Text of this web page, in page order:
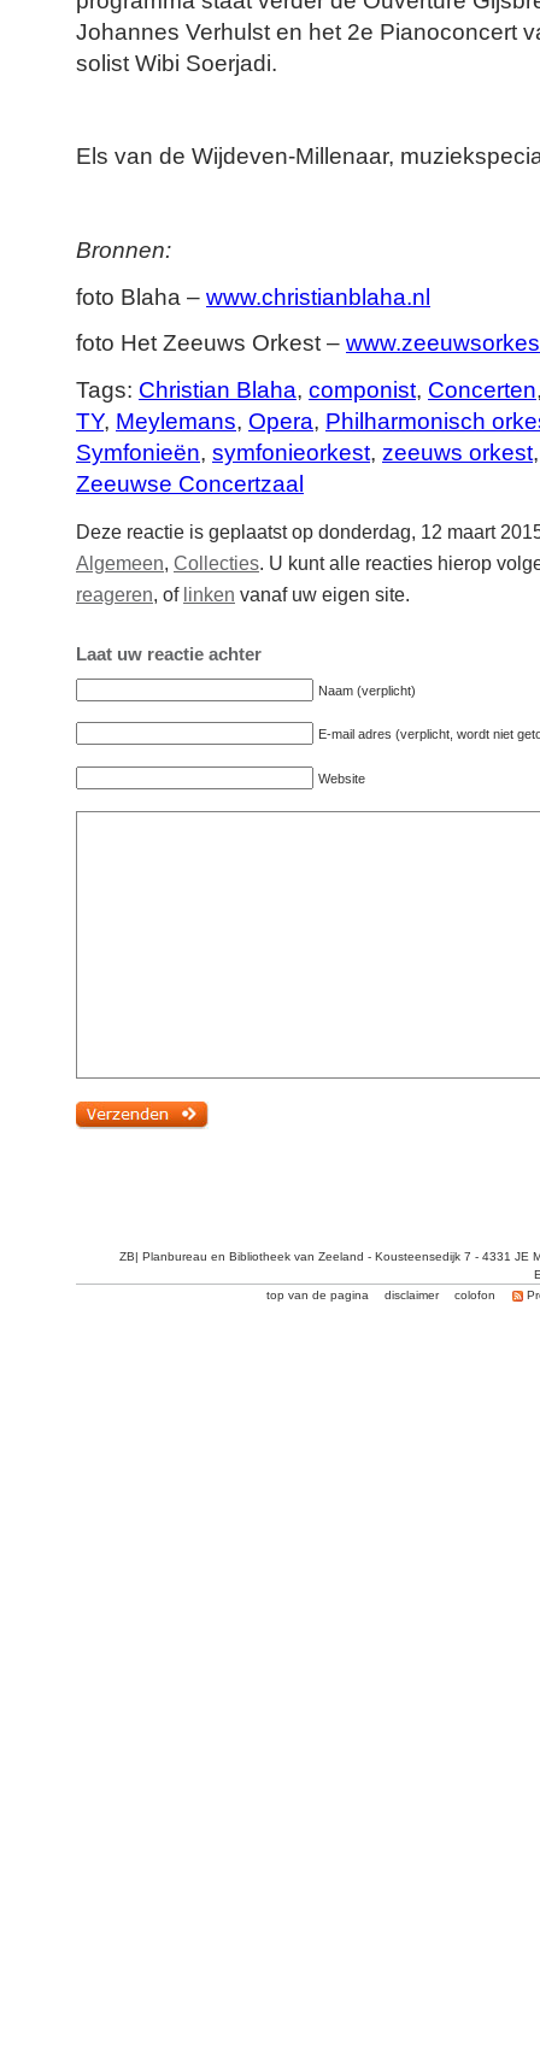
Johannes Verhulst en het 2e Pianoconcert
solist Wibi Soerjadi.
Els van de Wijdeven-Millenaar,
Bronnen:
foto Blaha – www.christianblaha.nl
foto Het Zeeuws Orkest –
Tags: Christian Blaha, componist, Concerten
TY, Meylemans, Opera, Philharmonisch
Symfonieën, symfonieorkest, zeeuws orkest
Zeeuwse Concertzaal
Deze reactie is geplaatst op donderdag, 12 maart
Algemeen, Collecties. U kunt alle reacties hierop
reageren, of linken vanaf uw eigen site.
Laat uw reactie achter
Naam (verplicht)
E-mail adres (verplicht, wordt niet
Website
ZB| Planbureau en Bibliotheek van Zeeland - Kousteensedijk 7 - 4331 JE
top van de pagina
disclaimer colofon